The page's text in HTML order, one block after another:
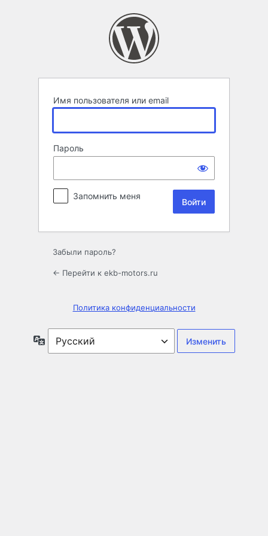
Имя пользователя или email
Пароль
Запомнить меня
Забыли пароль?
← Перейти к ekb-motors.ru
Политика конфиденциальности
Язык